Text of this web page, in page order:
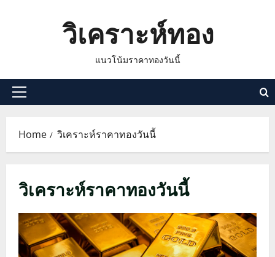
วิเคราะห์ทอง
แนวโน้มราคาทองวันนี้
Primary
Home วิเคราะห์ราคาทองวันนี้
วิเคราะห์ราคาทองวันนี้